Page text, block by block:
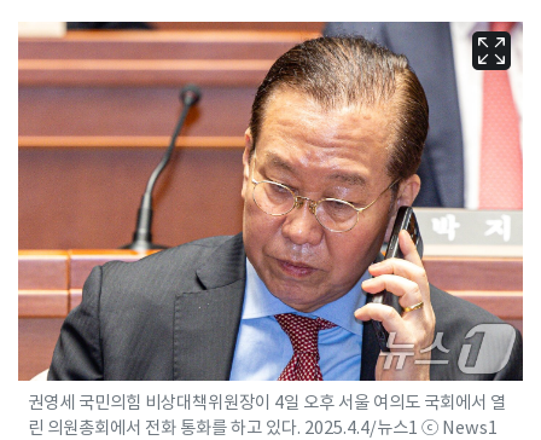
권영세 국민의힘 비상대책위원장이 4일 오후 서울 여의도 국회에서 열
린 의원총회에서 전화 통화를 하고 있다. 2025.4.4/뉴스1 ⓒ News1